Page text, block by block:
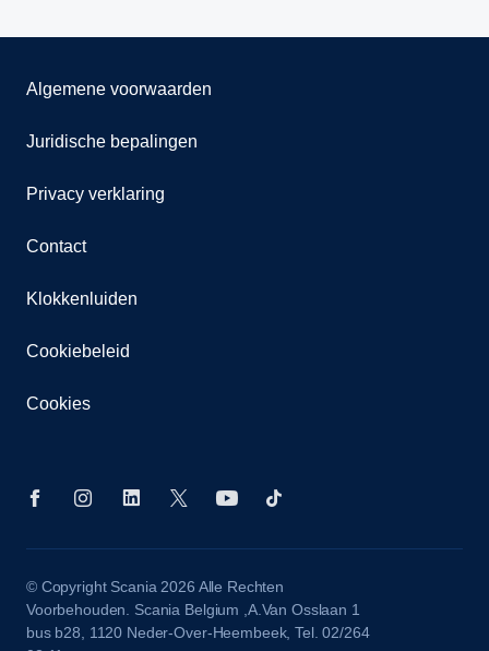
Algemene voorwaarden
Juridische bepalingen
Privacy verklaring
Contact
Klokkenluiden
Cookiebeleid
Cookies
© Copyright Scania 2026 Alle Rechten
Voorbehouden. Scania Belgium ,A.Van Osslaan 1
bus b28, 1120 Neder-Over-Heembeek, Tel. 02/264